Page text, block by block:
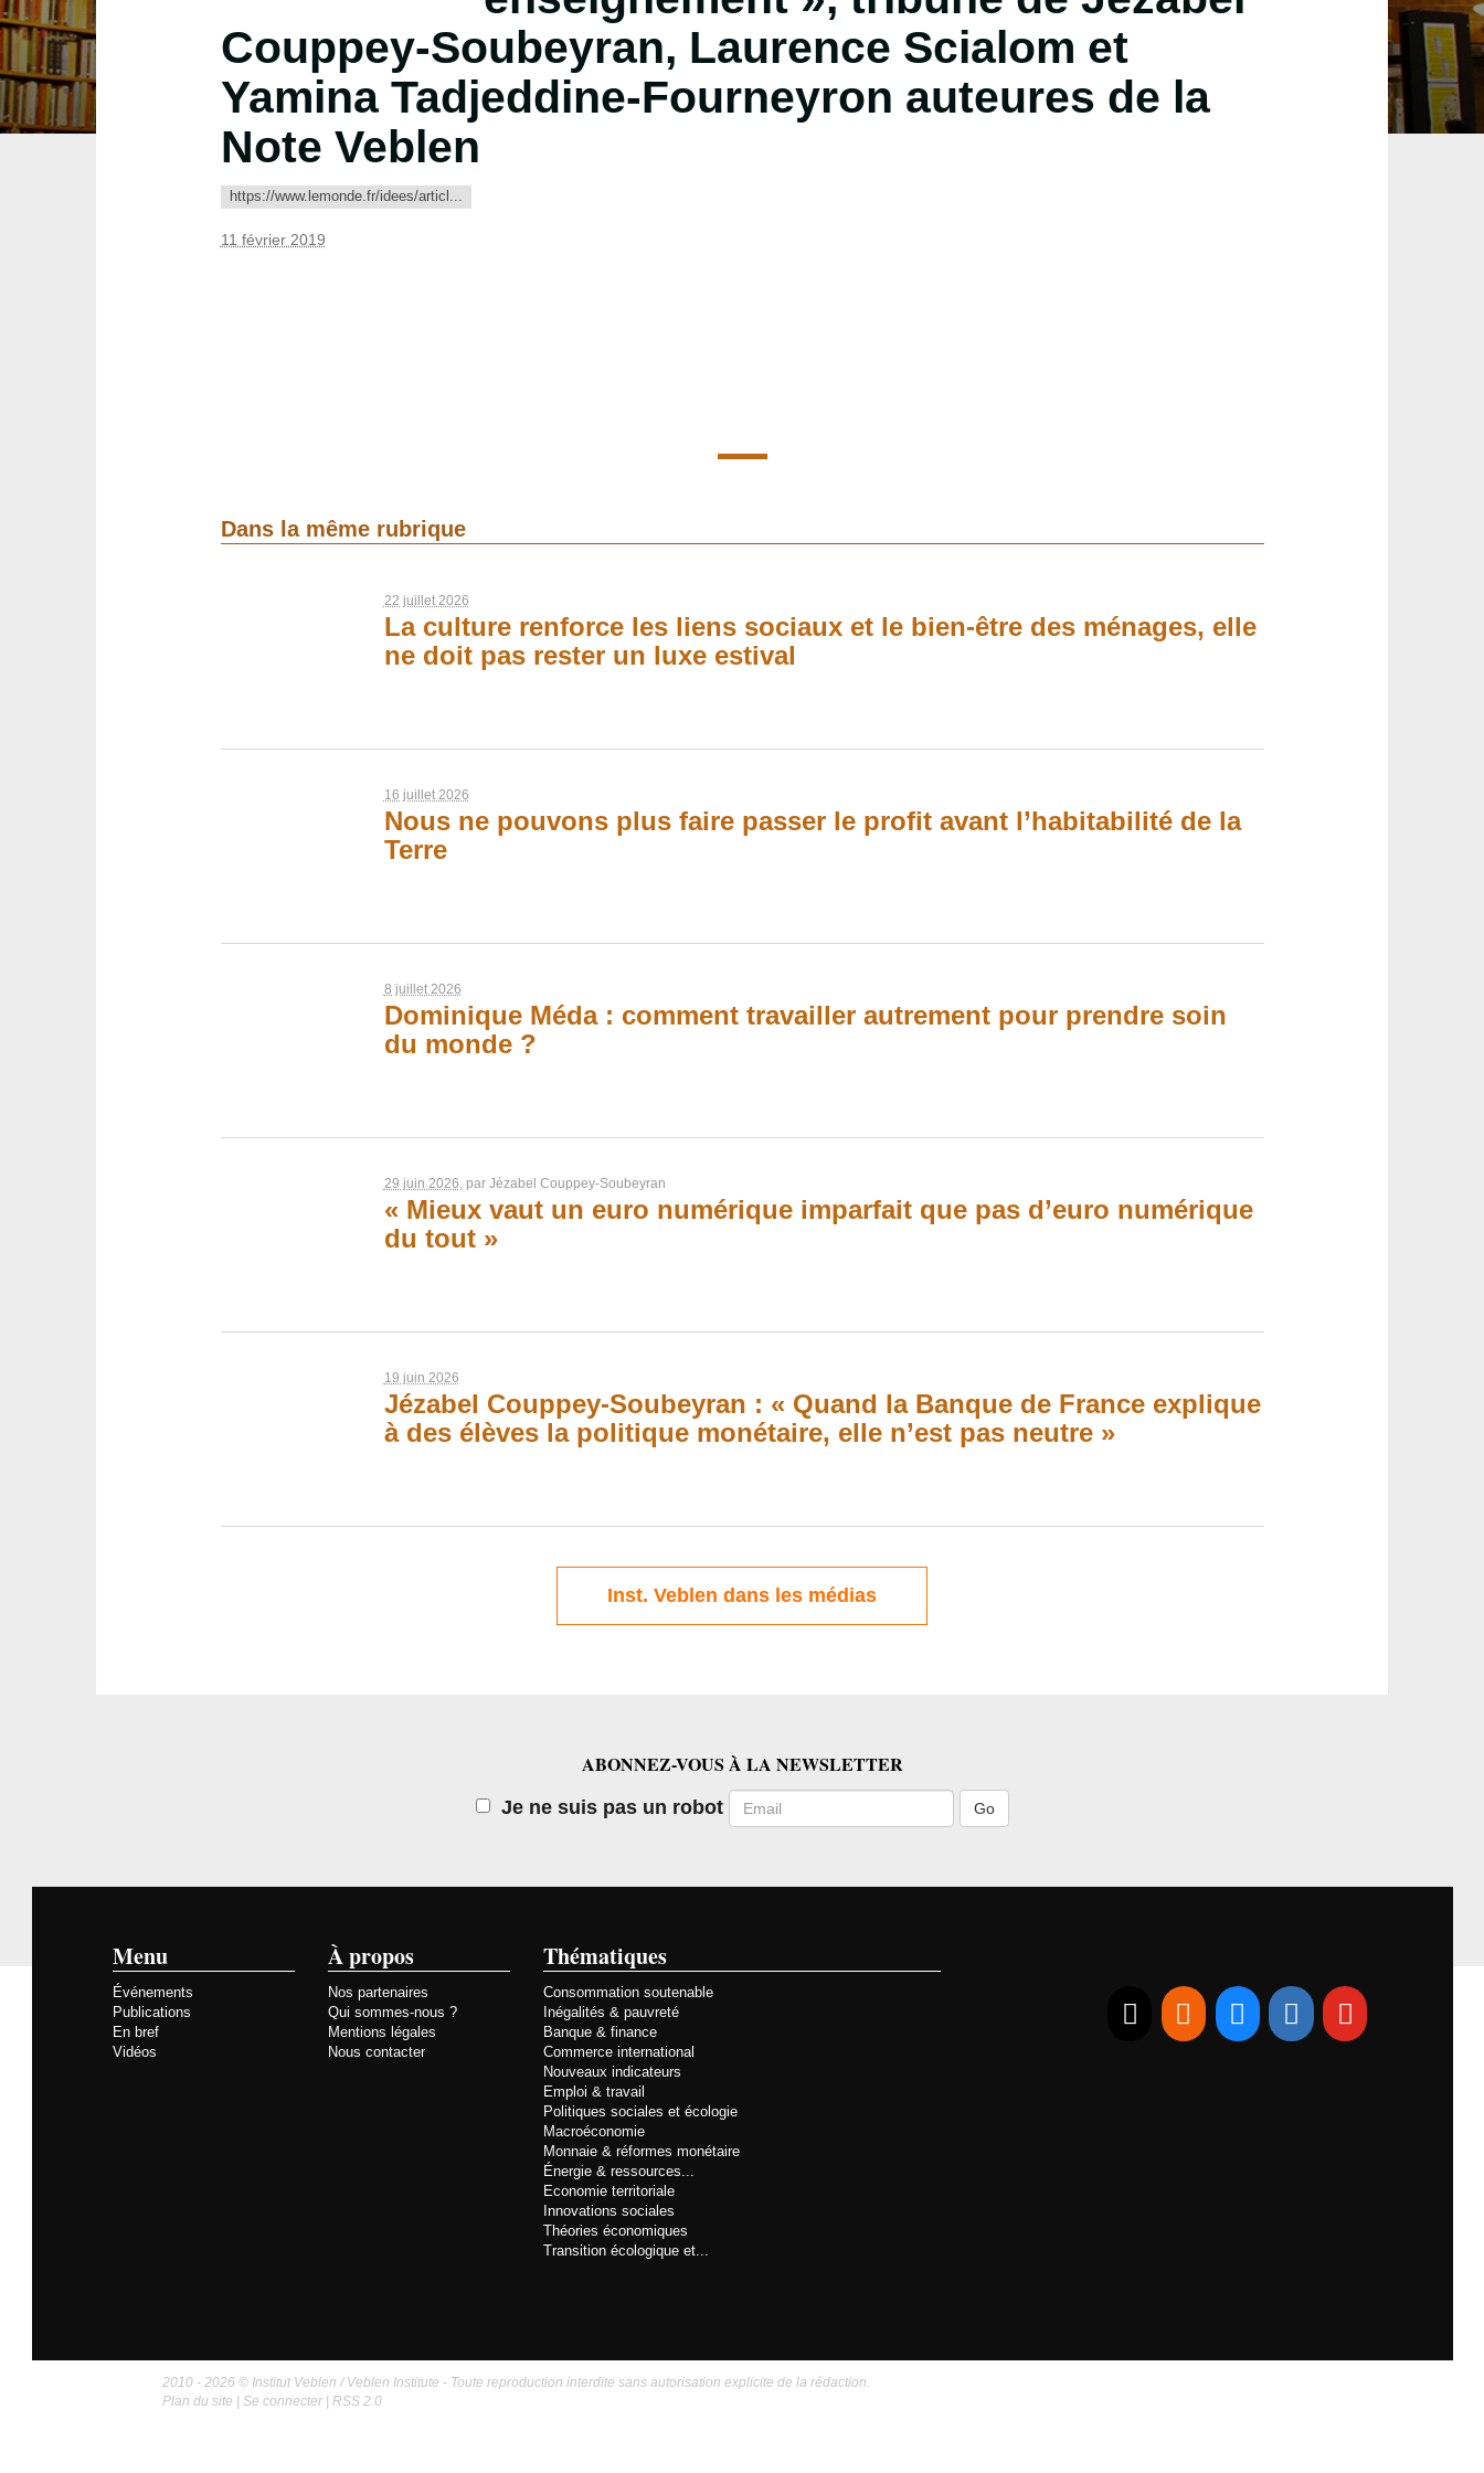
Couppey-Soubeyran, Laurence Scialom et
Yamina Tadjeddine-Fourneyron auteures de la
Note Veblen
https://www.lemonde.fr/idees/articl...
11 février 2019
Dans la même rubrique
22 juillet 2026
La culture renforce les liens sociaux et le bien-être des ménages, elle
ne doit pas rester un luxe estival
16 juillet 2026
Nous ne pouvons plus faire passer le profit avant l’habitabilité de la
Terre
8 juillet 2026
Dominique Méda : comment travailler autrement pour prendre soin
du monde ?
29 juin 2026, par Jézabel Couppey-Soubeyran
« Mieux vaut un euro numérique imparfait que pas d’euro numérique
du tout »
19 juin 2026
Jézabel Couppey-Soubeyran : « Quand la Banque de France explique
à des élèves la politique monétaire, elle n’est pas neutre »
Inst. Veblen dans les médias
ABONNEZ-VOUS À LA NEWSLETTER
Je ne suis pas un robot Email
Menu
Événements
Publications
En bref
Vidéos
À propos
Nos partenaires
Qui sommes-nous ?
Mentions légales
Nous contacter
Thématiques
Consommation soutenable
Inégalités & pauvreté
Banque & finance
Commerce international
Nouveaux indicateurs
Emploi & travail
Politiques sociales et écologie
Macroéconomie
Monnaie & réformes monétaire
Énergie & ressources...
Economie territoriale
Innovations sociales
Théories économiques
Transition écologique et...
2010 - 2026 © Institut Veblen / Veblen Institute - Toute reproduction interdite sans autorisation explicite de la rédaction.
Plan du site |Se connecter |RSS 2.0